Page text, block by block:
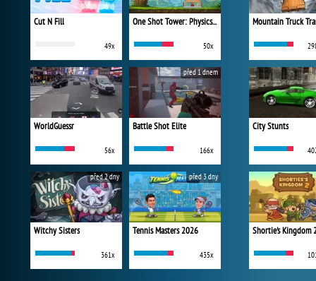
Cut N Fill
49x
One Shot Tower: Physics Destroyer
50x
WorldGuessr
56x
Battle Shot Elite
166x
před 1 dnem
Witchy Sisters
361x
před 2 dny
Tennis Masters 2026
435x
před 3 dny
Mountain Truck
City Stunts
Shortie's Kingdom